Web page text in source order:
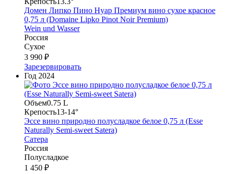
Домен Липко Пино Нуар Премиум вино сухое красное
0,75 л (Domaine Lipko Pinot Noir Premium)
Wein und Wasser
Россия
Сухое
3 990 ₽
Зарезервировать
Год 2024
Объем0.75 L
Крепость13-14°
Эссе вино природно полусладкое белое 0,75 л (Esse
Naturally Semi-sweet Satera)
Сатера
Россия
Полусладкое
1 450 ₽